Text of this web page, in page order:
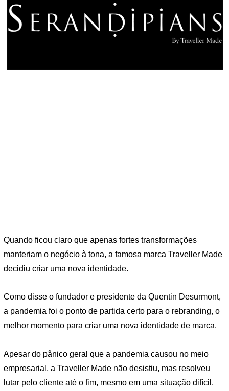
Quando ficou claro que apenas fortes transformações
manteriam o negócio à tona, a famosa marca Traveller Made
decidiu criar uma nova identidade.
Como disse o fundador e presidente da Quentin Desurmont,
a pandemia foi o ponto de partida certo para o rebranding, o
melhor momento para criar uma nova identidade de marca.
Apesar do pânico geral que a pandemia causou no meio
empresarial, a Traveller Made não desistiu, mas resolveu
lutar pelo cliente até o fim, mesmo em uma situação difícil.